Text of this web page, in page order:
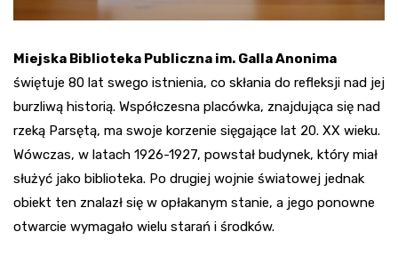
Miejska Biblioteka Publiczna im. Galla Anonima
świętuje 80 lat swego istnienia, co skłania do refleksji nad jej
burzliwą historią. Współczesna placówka, znajdująca się nad
rzeką Parsętą, ma swoje korzenie sięgające lat 20. XX wieku.
Wówczas, w latach 1926-1927, powstał budynek, który miał
służyć jako biblioteka. Po drugiej wojnie światowej jednak
obiekt ten znalazł się w opłakanym stanie, a jego ponowne
otwarcie wymagało wielu starań i środków.